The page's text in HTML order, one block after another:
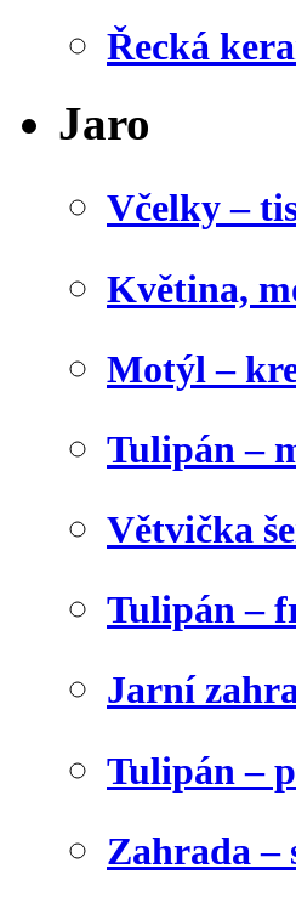
Řecká
Jaro
Včelky –
Květina,
Motýl –
Tulipán –
Větvička
Tulipán –
Jarní
Tulipán –
Zahrada –